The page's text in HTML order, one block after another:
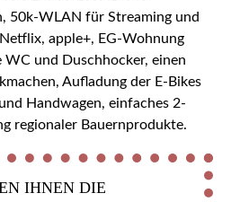
50k-WLAN für Streaming und
apple+, EG-Wohnung
und Duschhocker, einen
Aufladung der E-Bikes
Handwagen, einfaches 2-
regionaler Bauernprodukte.
IHNEN DIE